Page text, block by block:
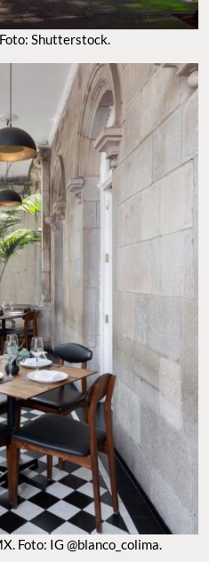
NORTE, CDMX. FOTO: SHUTTERSTOCK.
EN LA CDMX. FOTO: IG @BLANCO_COLIMA.